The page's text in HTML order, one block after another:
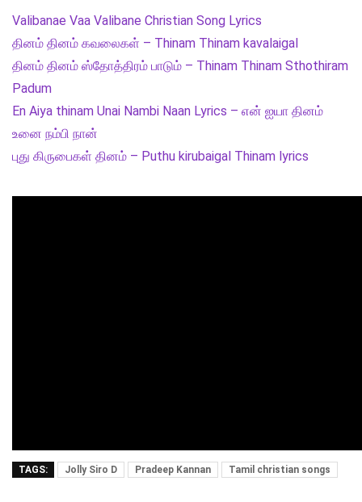
Valibanae Vaa Valibane Christian Song Lyrics
தினம் தினம் கவலைகள் – Thinam Thinam kavalaigal
தினம் தினம் ஸ்தோத்திரம் பாடும் – Thinam Thinam Sthothiram
Padum
En Aiya thinam Unai Nambi Naan Lyrics – என் ஐயா தினம்
உனை நம்பி நான்
புது கிருபைகள் தினம் – Puthu kirubaigal Thinam lyrics
TAGS: Jolly Siro D Pradeep Kannan Tamil christian songs